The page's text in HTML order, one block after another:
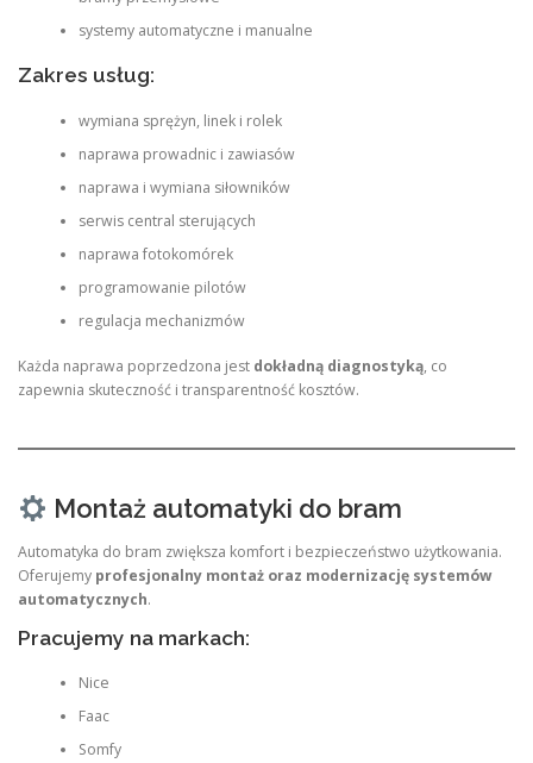
systemy automatyczne i manualne
Zakres usług:
wymiana sprężyn, linek i rolek
naprawa prowadnic i zawiasów
naprawa i wymiana siłowników
serwis central sterujących
naprawa fotokomórek
programowanie pilotów
regulacja mechanizmów
Każda naprawa poprzedzona jest dokładną diagnostyką, co
zapewnia skuteczność i transparentność kosztów.
Montaż automatyki do bram
Automatyka do bram zwiększa komfort i bezpieczeństwo użytkowania.
Oferujemy profesjonalny montaż oraz modernizację systemów
automatycznych.
Pracujemy na markach:
Nice
Faac
Somfy